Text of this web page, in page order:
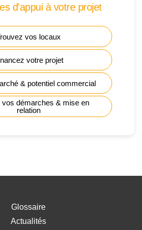
d'appui à votre projet
vos locaux
votre projet
& potentiel commercial
vos démarches & mise en
relation
Glossaire
Actualités